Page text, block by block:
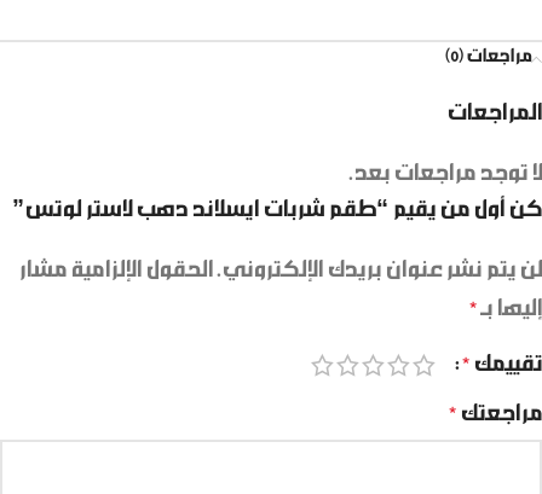
مراجعات (0)
المراجعات
لا توجد مراجعات بعد.
كن أول من يقيم “طقم شربات ايسلاند دهب لاستر لوتس”
لن يتم نشر عنوان بريدك الإلكتروني. الحقول الإلزامية مشار
إليها بـ *
تقييمك *
مراجعتك *